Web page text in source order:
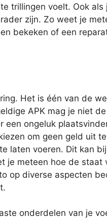
trillingen voelt. Ook
zijn. Zo weet je
bekeken of een
Het is één van de
APK mag je niet
een ongeluk
om geen geld uit
laten voeren. Dit kan
je meteen hoe de staat
op diverse aspecten
onderdelen van je